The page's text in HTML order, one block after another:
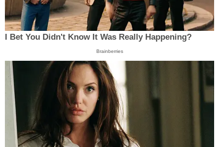
I Bet You Didn't Know It Was Really Happening?
Brainberries